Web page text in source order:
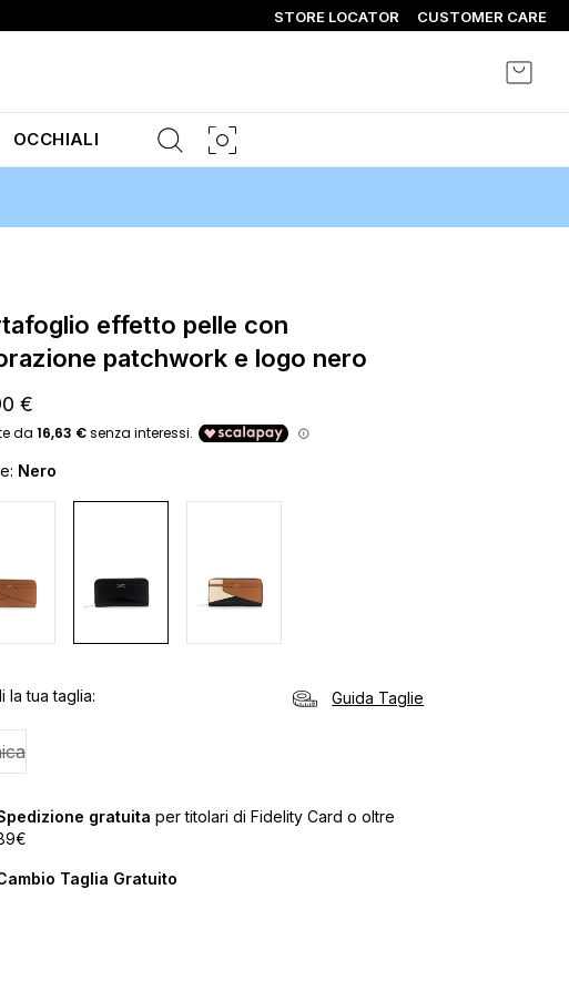
STORE LOCATOR CUSTOMER CARE
OCCHIALI
patchwork e logo nero
€
Nero
la tua taglia Guida Taglie
gratuita per titolari di Fidelity Card o oltre
Taglia Gratuito